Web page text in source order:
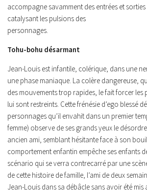
accompagne savamment des entrées et
catalysant les pulsions des
personnages.
Tohu-bohu désarmant
Jean-Louis est infantile, colérique, dans une
une phase maniaque. La colère dangereuse,
des mouvements trop rapides, le fait forcer les
lui sont restreints. Cette frénésie d’ego blessé
personnages qu’il envahit dans un premier
femme) observe de ses grands yeux le
ancien ami, semblant hésitante face à son
comportement enfantin empêche ses enfants
scénario qui se verra contrecarré par une
de cette histoire de famille, l’ami de deux
Jean-Louis dans sa débâcle sans avoir été